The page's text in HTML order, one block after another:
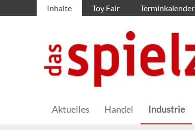
Inhalte Toy Fair Terminkalender
Aktuelles Handel Industrie